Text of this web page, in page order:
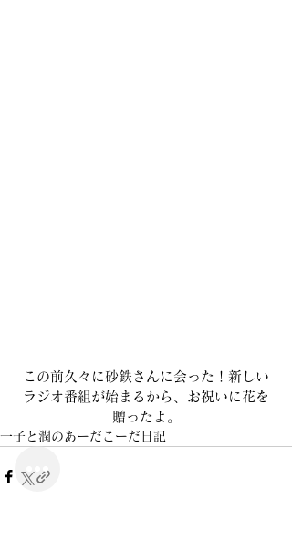
この前久々に砂鉄さんに会った！新しい
ラジオ番組が始まるから、お祝いに花を
贈ったよ。
一子と潤のあーだこーだ日記